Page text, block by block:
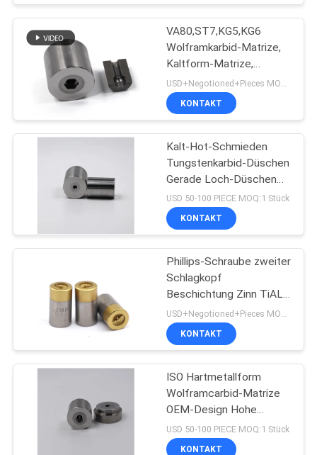
QUALITÄTSKONTROLLE
TRETEN
UNS
VERBINDUNG
SIE EIN
ZITAT
SITEMAP
DATENSCHUTZRICHTLINIE
Kaltes Schmieden
sterben
50
kalte Überschrift
sterben
77
Schrauben Sie
zweiten
Durchschlag
73
VA80,ST7,KG5,KG6
Wolframkarbid-Matrize,
Kaltform-Matrize,
Verbindungselement für
Extrusionsmatrizen,
kundenspezifische
KONTAKT
Kalt-Hot-Schmieden
Tungstenkarbid-Düschen
Gerade Loch-Düschen
VA80 Material
USD 50-100 PIECE MOQ:1 Stück
KONTAKT
Phillips-Schraube zweiter
Schlagkopf
Beschichtung Zinn TiALN
Hex Quadrat sechs -
Lobe
USD+Negotioned+Pieces MOQ:10 Stück/Stück
KONTAKT
ISO Hartmetallform
Wolframcarbid-Matrize
OEM-Design Hohe
Abnutzung & Korrosion
USD 50-100 PIECE MOQ:1 Stück
KONTAKT